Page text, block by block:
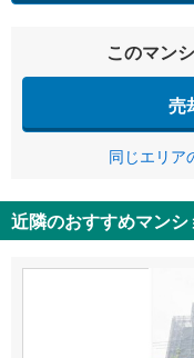
このマン
売
同じエリア
近隣のおすすめマンシ